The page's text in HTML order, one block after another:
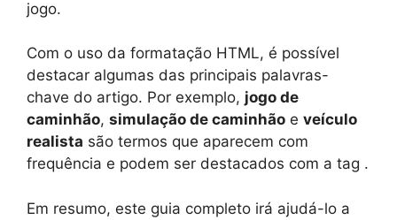
jogo.
Com o uso da formatação HTML, é possível
destacar algumas das principais palavras-
chave do artigo. Por exemplo, jogo de
caminhão, simulação de caminhão e veículo
realista são termos que aparecem com
frequência e podem ser destacados com a tag .
Em resumo, este guia completo irá ajudá-lo a